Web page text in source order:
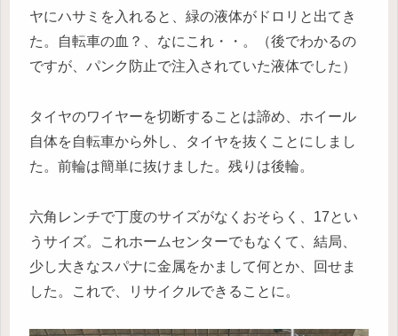
ヤにハサミを入れると、緑の液体がドロリと出てき
た。自転車の血？、なにこれ・・。（後でわかるの
ですが、パンク防止で注入されていた液体でした）
タイヤのワイヤーを切断することは諦め、ホイール
自体を自転車から外し、タイヤを抜くことにしまし
た。前輪は簡単に抜けました。残りは後輪。
六角レンチで丁度のサイズがなくおそらく、17とい
うサイズ。これホームセンターでもなくて、結局、
少し大きなスパナに金属をかまして何とか、回せま
した。これで、リサイクルできることに。